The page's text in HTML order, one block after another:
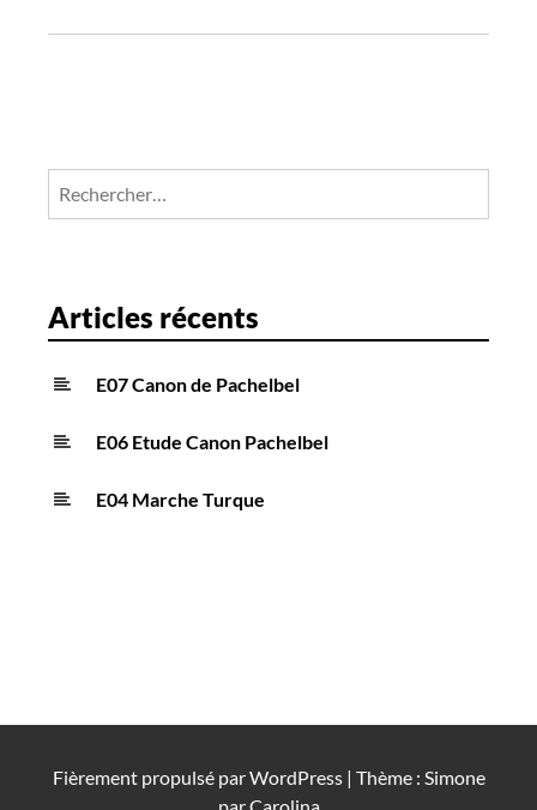
o
s
c
e
s
Articles récents
E07 Canon de Pachelbel
E06 Etude Canon Pachelbel
E04 Marche Turque
Fièrement propulsé parWordPress | Thème : Simone